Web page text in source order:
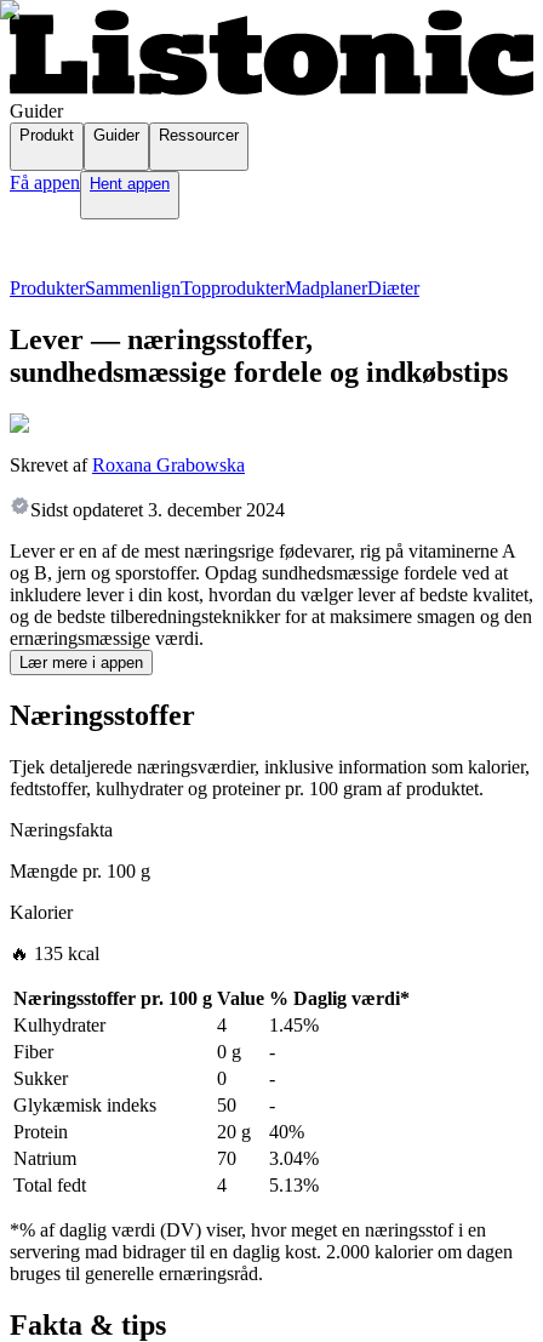
Guider
Produkt Guider Ressourcer
Få appen Hent appen
ProdukterSammenlignTopprodukterMadplanerDiæter
Lever — næringsstoffer,
sundhedsmæssige fordele og indkøbstips
Skrevet af Roxana Grabowska
Sidst opdateret 3. december 2024
Lever er en af de mest næringsrige fødevarer, rig på vitaminerne A
og B, jern og sporstoffer. Opdag sundhedsmæssige fordele ved at
inkludere lever i din kost, hvordan du vælger lever af bedste kvalitet,
og de bedste tilberedningsteknikker for at maksimere smagen og den
ernæringsmæssige værdi.
Lær mere i appen
Næringsstoffer
Tjek detaljerede næringsværdier, inklusive information som kalorier,
fedtstoffer, kulhydrater og proteiner pr. 100 gram af produktet.
Næringsfakta
Mængde pr. 100 g
Kalorier
🔥 135 kcal
Næringsstoffer pr. 100 g Value % Daglig værdi*
Kulhydrater
4
1.45%
Fiber
0 g
-
Sukker
0
-
Glykæmisk indeks
50
-
Protein
20 g
40%
Natrium
70
3.04%
Total fedt
4 5.13%
*% af daglig værdi (DV) viser, hvor meget en næringsstof i en
servering mad bidrager til en daglig kost. 2.000 kalorier om dagen
bruges til generelle ernæringsråd.
Fakta & tips